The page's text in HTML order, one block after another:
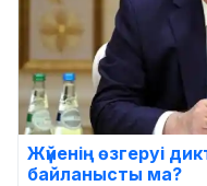
Жүйенің өзгеруі
байланысты ма?